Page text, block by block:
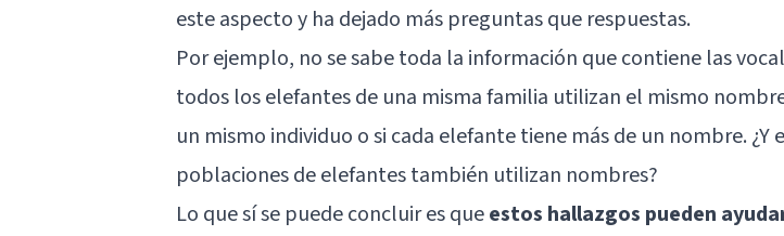
este aspecto y ha dejado más preguntas que respuestas.
Por ejemplo, no se sabe toda la información que contiene las
todos los elefantes de una misma familia utilizan el mismo
un mismo individuo o si cada elefante tiene más de un nombre. ¿Y
poblaciones de elefantes también utilizan nombres?
Lo que sí se puede concluir es queestos hallazgos pueden